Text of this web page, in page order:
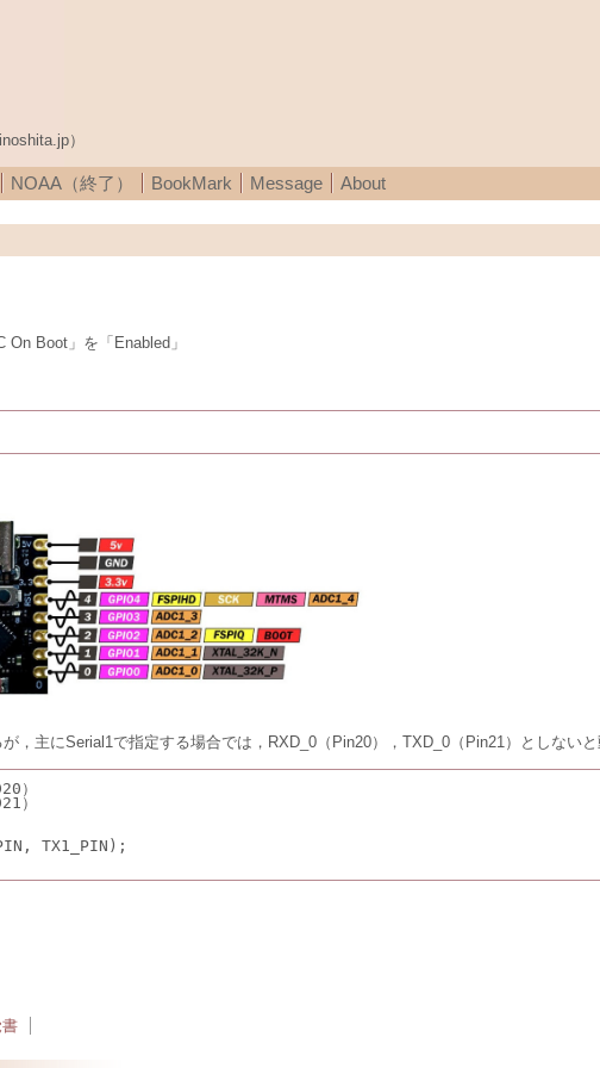
）
NOAA（終了） BookMark Message About
Boot」を「Enabled」
，主にSerial1で指定する場合では，RXD_0（Pin20），TXD_0（Pin21）としない
）
）
TX1_PIN);